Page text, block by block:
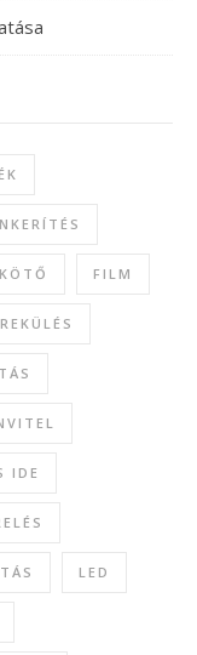
FILM
IDE
LED